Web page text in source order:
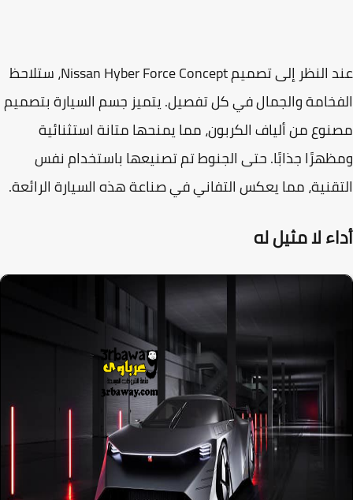
عند النظر إلى تصميم Nissan Hyber Force Concept، ستلاحظ
والجمال في كل تفصيل. يتميز جسم السيارة بتصميم
من ألياف الكربون، مما يمنحها متانة استثنائية
جذابًا. حتى الجنوط تم تصنيعها باستخدام نفس
مما يعكس التفاني في صناعة هذه السيارة الرائعة.
لا مثيل له